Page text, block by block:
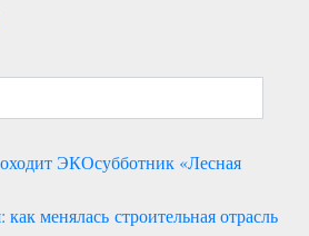
ЭКОсубботник «Лесная
как менялась строительная отрасль